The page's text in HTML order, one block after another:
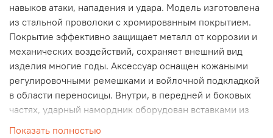
навыков атаки, нападения и удара. Модель изготовлена
из стальной проволоки с хромированным покрытием.
Покрытие эффективно защищает металл от коррозии и
механических воздействий, сохраняет внешний вид
изделия многие годы. Аксессуар оснащен кожаными
регулировочными ремешками и войлочной подкладкой
в области переносицы. Внутри, в передней и боковых
частях, ударный намордник оборудован вставками из
плотной кожи, которые служат защитой морды собаки
Показать полностью